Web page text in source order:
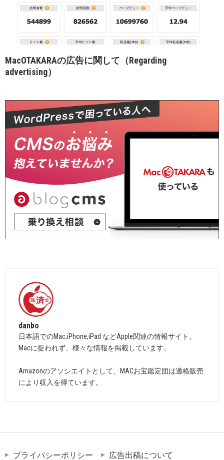
MacOTAKARAの広告に関して（Regarding
advertising）
danbo
日本語でのMac,iPhone,iPad などApple関連の情報サイト。
Macに捉われず、様々な情報を掲載しています。
Amazonのアソシエイトとして、MACお宝鑑定団は適格販売
により収入を得ています。
プライバシーポリシー 広告出稿について